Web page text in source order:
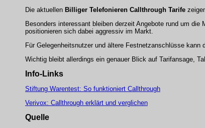
Die aktuellen Billiger Telefonieren Callthrough Tarife
Besonders interessant bleiben derzeit Angebote rund um die
positionieren sich dabei aggressiv im Markt.
Für Gelegenheitsnutzer und ältere Festnetzanschlüsse
Wichtig bleibt allerdings ein genauer Blick auf Tarifansage,
Info-Links
Stiftung Warentest: So funktioniert Callthrough
Verivox: Callthrough erklärt und verglichen
Quelle